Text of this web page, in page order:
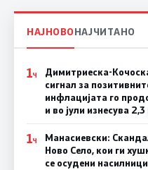
НАЈНОВОНАЈЧИТАНО
1Ч
Димитриеска-
сигнал за
инфлацијата го
и во јули изнесува
1Ч
Манасиевски:
Ново Село, кои ги
се осудени